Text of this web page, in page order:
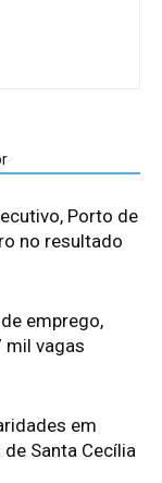
Porto de
no resultado
emprego,
mil vagas
em
Santa Cecília